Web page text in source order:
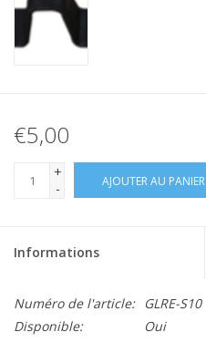
€5,00
+
-
AJOUTER AU PANIER
Informations
Numéro de l'article:
GLRE-S10
Disponible:
Oui